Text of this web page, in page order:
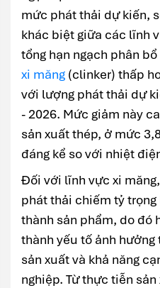
mức phát thải dự kiến,
khác biệt giữa các lĩnh
tổng hạn ngạch phân
xi măng (clinker) thấp
với lượng phát thải dự
- 2026. Mức giảm này
sản xuất thép, ở mức
đáng kể so với nhiệt
Đối với lĩnh vực xi
phát thải chiếm tỷ
thành sản phẩm, do đó
thành yếu tố ảnh
sản xuất và khả năng
nghiệp. Từ thực tiễn